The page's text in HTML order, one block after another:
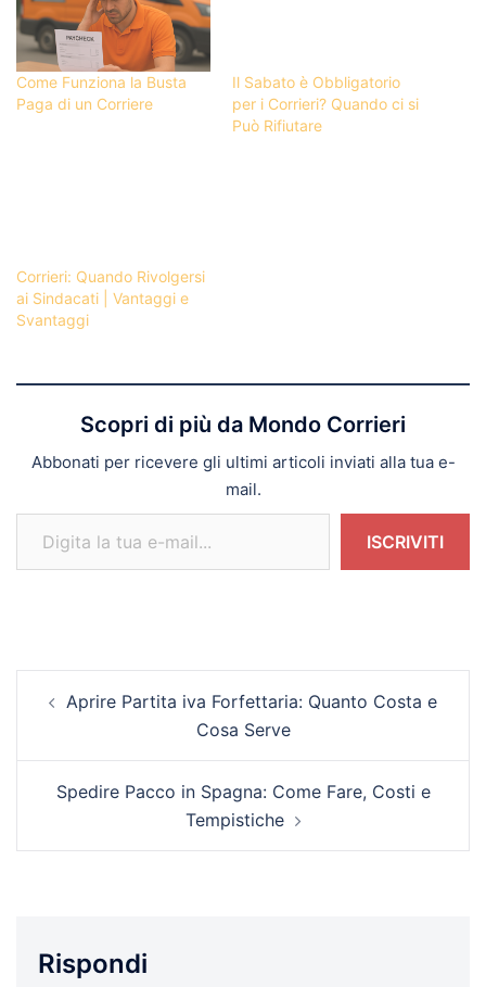
Come Funziona la Busta
Paga di un Corriere
Il Sabato è Obbligatorio
per i Corrieri? Quando ci si
Può Rifiutare
Corrieri: Quando Rivolgersi
ai Sindacati | Vantaggi e
Svantaggi
Scopri di più da Mondo Corrieri
Abbonati per ricevere gli ultimi articoli inviati alla tua e-
mail.
Digita la tua e-mail...
ISCRIVITI
articolo
Aprire Partita iva Forfettaria: Quanto Costa e
Cosa Serve
Spedire Pacco in Spagna: Come Fare, Costi e
Tempistiche
Rispondi